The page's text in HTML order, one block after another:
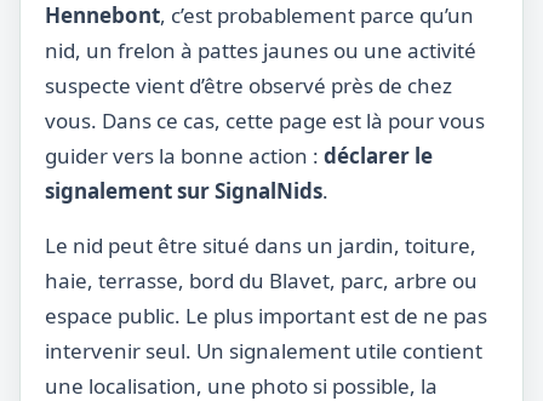
Hennebont, c’est probablement parce qu’un
nid, un frelon à pattes jaunes ou une activité
suspecte vient d’être observé près de chez
vous. Dans ce cas, cette page est là pour vous
guider vers la bonne action : déclarer le
signalement sur SignalNids.
Le nid peut être situé dans un jardin, toiture,
haie, terrasse, bord du Blavet, parc, arbre ou
espace public. Le plus important est de ne pas
intervenir seul. Un signalement utile contient
une localisation, une photo si possible, la